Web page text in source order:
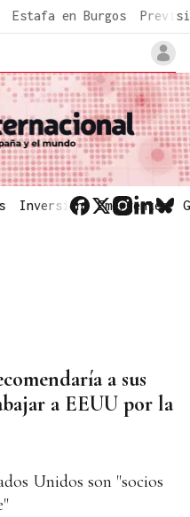
Estafa en Burgos
Inversión Emergentes
a sus
a EEUU por la
Unidos son "socios